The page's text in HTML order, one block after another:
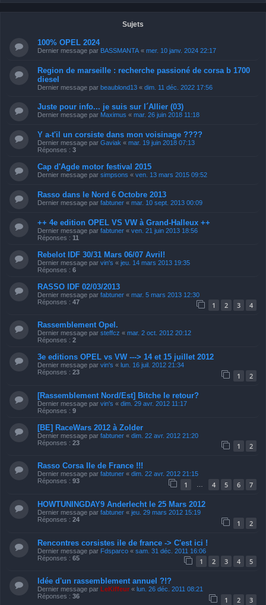
Sujets
100% OPEL 2024
Dernier message par BASSMANTA « mer. 10 janv. 2024 22:17
Region de marseille : recherche passioné de corsa b 1700
diesel
Dernier message par beaublond13 « dim. 11 déc. 2022 17:56
Juste pour info... je suis sur l´Allier (03)
Dernier message par Maximus « mar. 26 juin 2018 11:18
Y a-t'il un corsiste dans mon voisinage ????
Dernier message par Gaviak « mar. 19 juin 2018 07:13
Réponses : 3
Cap d'Agde motor festival 2015
Dernier message par simpsons « ven. 13 mars 2015 09:52
Rasso dans le Nord 6 Octobre 2013
Dernier message par fabtuner « mar. 10 sept. 2013 00:09
++ 4e edition OPEL VS VW à Grand-Halleux ++
Dernier message par fabtuner « ven. 21 juin 2013 18:56
Réponses : 11
Rebelot IDF 30/31 Mars 06/07 Avril!
Dernier message par vin's « jeu. 14 mars 2013 19:35
Réponses : 6
RASSO IDF 02/03/2013
Dernier message par fabtuner « mar. 5 mars 2013 12:30
Réponses : 47 1 2 3 4
Rassemblement Opel.
Dernier message par steffcz « mar. 2 oct. 2012 20:12
Réponses : 2
3e editions OPEL vs VW ---> 14 et 15 juillet 2012
Dernier message par vin's « lun. 16 juil. 2012 21:34
Réponses : 23 1 2
[Rassemblement Nord/Est] Bitche le retour?
Dernier message par vin's « dim. 29 avr. 2012 11:17
Réponses : 9
[BE] RaceWars 2012 à Zolder
Dernier message par fabtuner « dim. 22 avr. 2012 21:20
Réponses : 23 1 2
Rasso Corsa Ile de France !!!
Dernier message par fabtuner « dim. 22 avr. 2012 21:15
Réponses : 93 1 … 4 5 6 7
HOWTUNINGDAY9 Anderlecht le 25 Mars 2012
Dernier message par fabtuner « jeu. 29 mars 2012 15:19
Réponses : 24 1 2
Rencontres corsistes ile de france -> C'est ici !
Dernier message par Fdsparco « sam. 31 déc. 2011 16:06
Réponses : 65 1 2 3 4 5
Idée d'un rassemblement annuel ?!?
Dernier message par LeKiffeur « lun. 26 déc. 2011 08:21
Réponses : 36 1 2 3